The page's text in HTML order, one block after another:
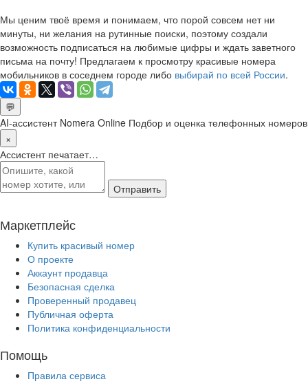
Мы ценим твоё время и понимаем, что порой совсем нет ни
минуты, ни желания на рутинные поиски, поэтому создали
возможность подписаться на любимые цифры и ждать заветного
письма на почту! Предлагаем к просмотру красивые номера
мобильников в соседнем городе либо выбирай по всей России.
💬
AI-ассистент Nomera Online Подбор и оценка телефонных номеров
×
Ассистент печатает…
Отправить
Маркетплейс
Купить красивый номер
О проекте
Аккаунт продавца
Безопасная сделка
Проверенный продавец
Публичная оферта
Политика конфиденциальности
Помощь
Правила сервиса